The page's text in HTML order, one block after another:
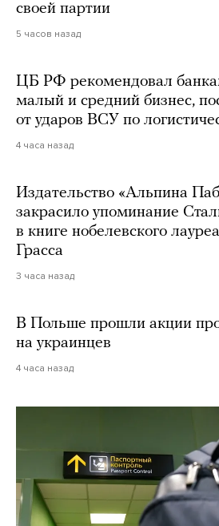
своей партии
5 часов назад
ЦБ РФ рекомендовал
малый и средний бизнес,
от ударов ВСУ по
4 часа назад
Издательство «Альпина
закрасило упоминание
в книге нобелевского
Грасса
3 часа назад
В Польше прошли акции
на украинцев
4 часа назад